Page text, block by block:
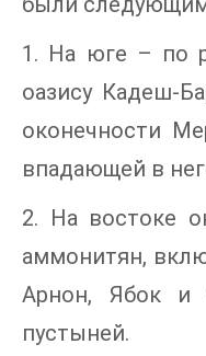
1. На юге – по
оазису Кадеш-
оконечности
впадающей в
2. На востоке
аммонитян,
Арнон, Ябок и
пустыней.